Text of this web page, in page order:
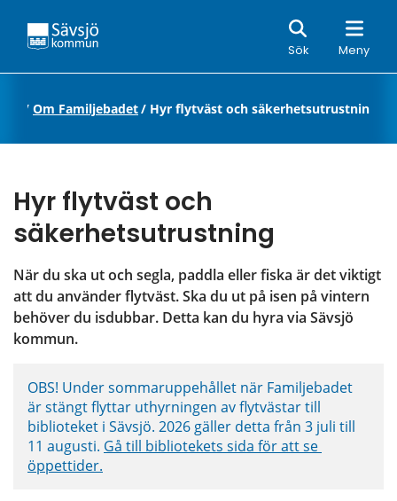
Sök Meny
Sök
/ Om Familjebadet/ Hyr flytväst och säkerhetsutrustning
Hyr flytväst och
säkerhetsutrustning
När du ska ut och segla, paddla eller fiska är det viktigt
att du använder flytväst. Ska du ut på isen på vintern
behöver du isdubbar. Detta kan du hyra via Sävsjö
kommun.
OBS! Under sommaruppehållet när Familjebadet
är stängt flyttar uthyrningen av flytvästar till
biblioteket i Sävsjö. 2026 gäller detta från 3 juli till
11 augusti. Gå till bibliotekets sida för att se
öppettider.